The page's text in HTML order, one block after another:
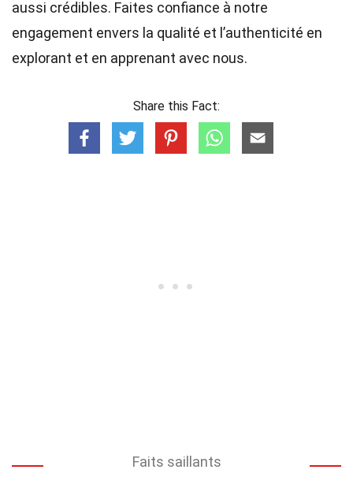
aussi crédibles. Faites confiance à notre
engagement envers la qualité et l’authenticité en
explorant et en apprenant avec nous.
Share this Fact:
Faits saillants